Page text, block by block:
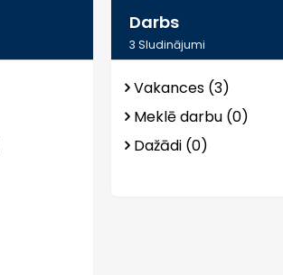
Darbs
3 Sludinājumi
Vakances (3)
Meklē darbu (0)
Dažādi (0)